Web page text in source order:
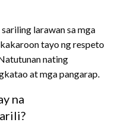
larawan sa mga
tayo ng respeto
nating
at mga pangarap.
na